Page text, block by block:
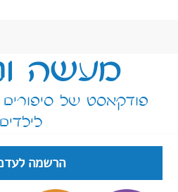
מעשה
פודקאסט של
לילדים
הרשמה